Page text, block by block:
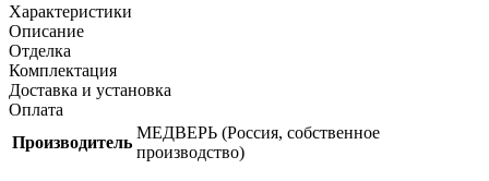
Характеристики
Описание
Отделка
Комплектация
Доставка и установка
Оплата
Производитель
МЕДВЕРЬ (Россия, собственное
производство)